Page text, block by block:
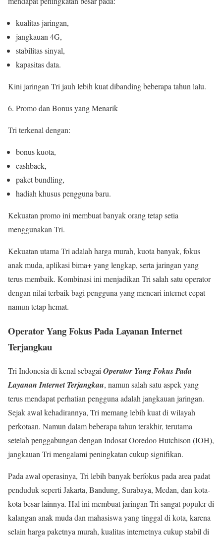
kualitas jaringan,
jangkauan 4G,
stabilitas sinyal,
kapasitas data.
Kini jaringan Tri jauh lebih kuat dibanding beberapa tahun lalu.
Promo dan Bonus yang Menarik
Tri terkenal dengan:
bonus kuota,
cashback,
paket bundling,
hadiah khusus pengguna baru.
Kekuatan promo ini membuat banyak orang tetap setia
menggunakan Tri.
Kekuatan utama Tri adalah harga murah, kuota banyak, fokus
anak muda, aplikasi bima+ yang lengkap, serta jaringan yang
terus membaik. Kombinasi ini menjadikan Tri salah satu operator
dengan nilai terbaik bagi pengguna yang mencari internet cepat
namun tetap hemat.
Operator Yang Fokus Pada Layanan Internet
Terjangkau
Tri Indonesia di kenal sebagaiOperator Yang Fokus Pada
Layanan Internet Terjangkau, namun salah satu aspek yang
terus mendapat perhatian pengguna adalah jangkauan jaringan.
Sejak awal kehadirannya, Tri memang lebih kuat di wilayah
perkotaan. Namun dalam beberapa tahun terakhir, terutama
setelah penggabungan dengan Indosat Ooredoo Hutchison (IOH),
jangkauan Tri mengalami peningkatan cukup signifikan.
Pada awal operasinya, Tri lebih banyak berfokus pada area padat
penduduk seperti Jakarta, Bandung, Surabaya, Medan, dan kota-
kota besar lainnya. Hal ini membuat jaringan Tri sangat populer di
kalangan anak muda dan mahasiswa yang tinggal di kota, karena
selain harga paketnya murah, kualitas internetnya cukup stabil di